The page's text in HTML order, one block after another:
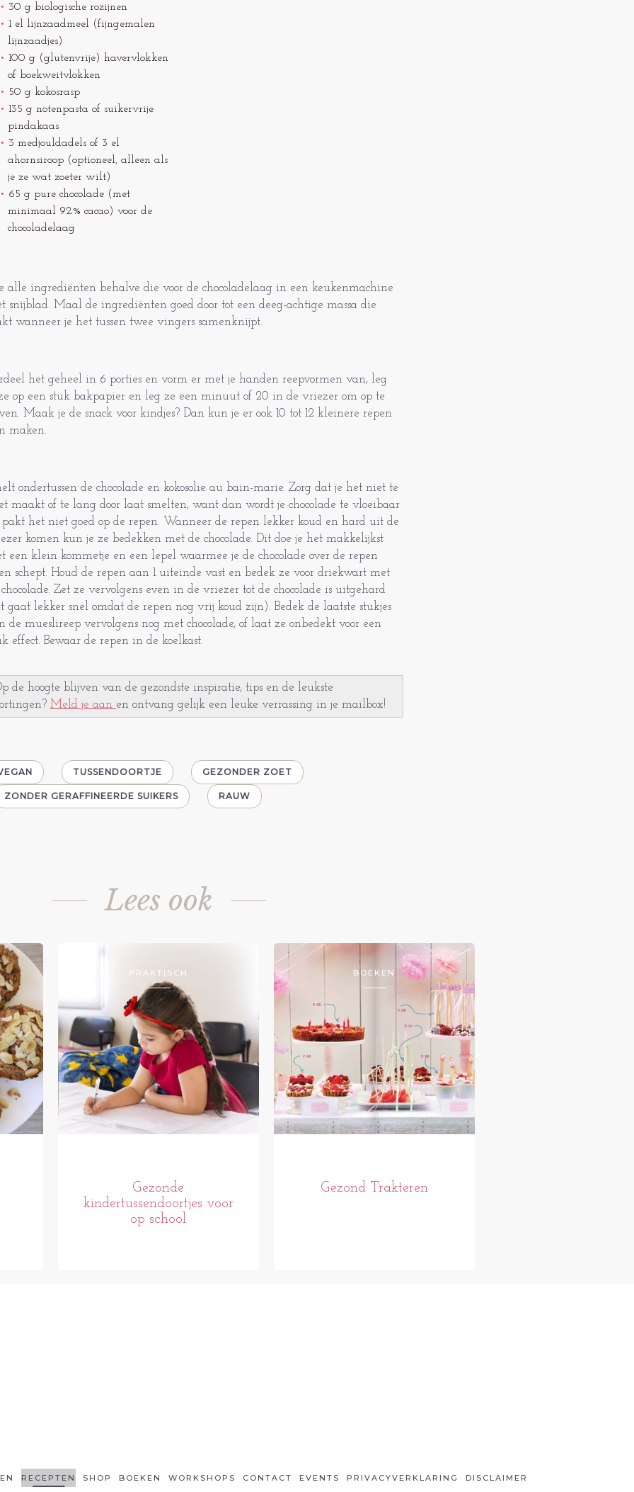
30 g biologische rozijnen
1 el lijnzaadmeel (fijngemalen
lijnzaadjes)
100 g (glutenvrije) havervlokken
of boekweitvlokken
50 g kokosrasp
135 g notenpasta of suikervrije
pindakaas
3 medjouldadels of 3 el
ahornsiroop (optioneel, alleen als
je ze wat zoeter wilt)
65 g pure chocolade (met
minimaal 92% cacao) voor de
chocoladelaag
alle ingrediënten behalve die voor de chocoladelaag in een keukenmachine
snijblad. Maal de ingrediënten goed door tot een deeg-achtige massa die
wanneer je het tussen twee vingers samenknijpt.
het geheel in 6 porties en vorm er met je handen reepvormen van, leg
op een stuk bakpapier en leg ze een minuut of 20 in de vriezer om op te
Maak je de snack voor kindjes? Dan kun je er ook 10 tot 12 kleinere repen
maken.
ondertussen de chocolade en kokosolie au bain-marie. Zorg dat je het niet te
maakt of te lang door laat smelten, want dan wordt je chocolade te vloeibaar
het niet goed op de repen. Wanneer de repen lekker koud en hard uit de
komen kun je ze bedekken met de chocolade. Dit doe je het makkelijkst
een klein kommetje en een lepel waarmee je de chocolade over de repen
schept. Houd de repen aan 1 uiteinde vast en bedek ze voor driekwart met
Zet ze vervolgens even in de vriezer tot de chocolade is uitgehard
gaat lekker snel omdat de repen nog vrij koud zijn). Bedek de laatste stukjes
de mueslireep vervolgens nog met chocolade, of laat ze onbedekt voor een
effect. Bewaar de repen in de koelkast.
de hoogte blijven van de gezondste inspiratie, tips en de leukste
Meld je aan en ontvang gelijk een leuke verrassing in je mailbox!
TUSSENDOORTJE GEZONDER ZOET
ZONDER GERAFFINEERDE SUIKERS RAUW
Lees ook
PRAKTISCH
Gezonde
kindertussendoortjes voor
op school
BOEKEN
Gezond Trakteren